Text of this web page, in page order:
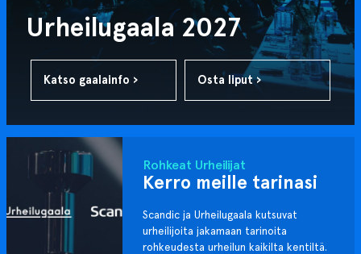
Urheilugaala 2027
Katso gaalainfo › Osta liput ›
Rohkeat Urheilijat
Kerro meille tarinasi
Scandic ja Urheilugaala kutsuvat
urheilijoita jakamaan tarinoita
rohkeudesta urheilun kaikilta kentiltä.